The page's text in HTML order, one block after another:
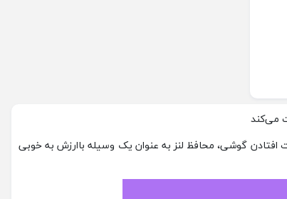
می‌کند
افتادن گوشی، محافظ لنز به عنوان یک وسیله باارزش به خوبی